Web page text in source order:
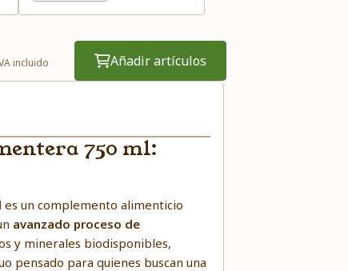
incluido Añadir artículos
750 ml:
es un complemento alimenticio
avanzado proceso de
y minerales biodisponibles,
pensado para quienes buscan una